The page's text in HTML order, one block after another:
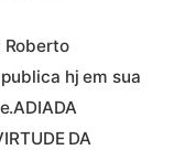
Roberto
hj em sua
DA